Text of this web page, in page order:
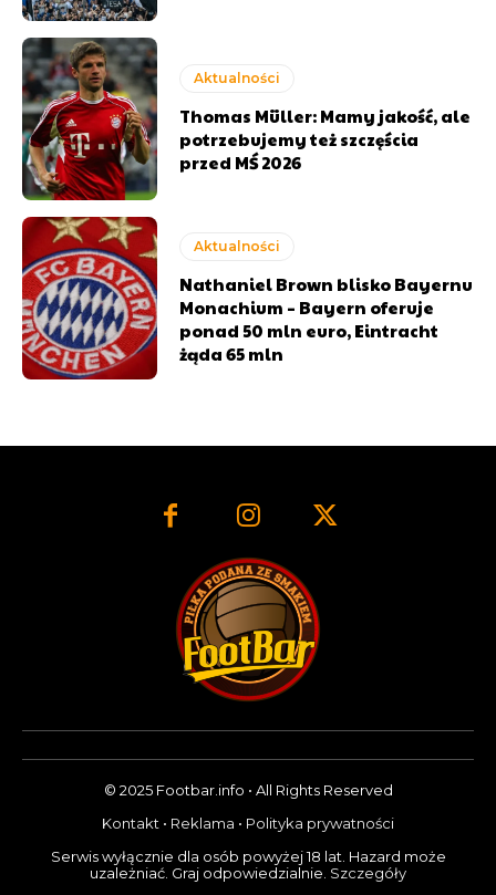
Aktualności
Thomas Müller: Mamy jakość, ale
potrzebujemy też szczęścia
przed MŚ 2026
Aktualności
Nathaniel Brown blisko Bayernu
Monachium – Bayern oferuje
ponad 50 mln euro, Eintracht
żąda 65 mln
© 2025 Footbar.info • All Rights Reserved
Kontakt • Reklama • Polityka prywatności
Serwis wyłącznie dla osób powyżej 18 lat. Hazard może
uzależniać. Graj odpowiedzialnie. Szczegóły